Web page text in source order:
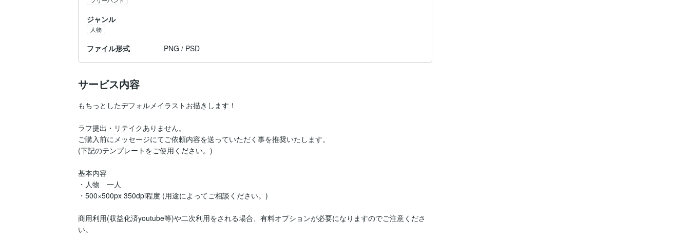
ジャンル
人物
ファイル形式 PNG / PSD
サービス内容
もちっとしたデフォルメイラストお描きします！
ラフ提出・リテイクありません。
ご購入前にメッセージにてご依頼内容を送っていただく事を推奨いたします。
(下記のテンプレートをご使用ください。)
基本内容
・人物　一人
・️500×500px 350dpi程度 (用途によってご相談ください。)
商用利用(収益化済youtube等)や二次利用をされる場合、有料オプションが必要になりますのでご注意くださ
い。